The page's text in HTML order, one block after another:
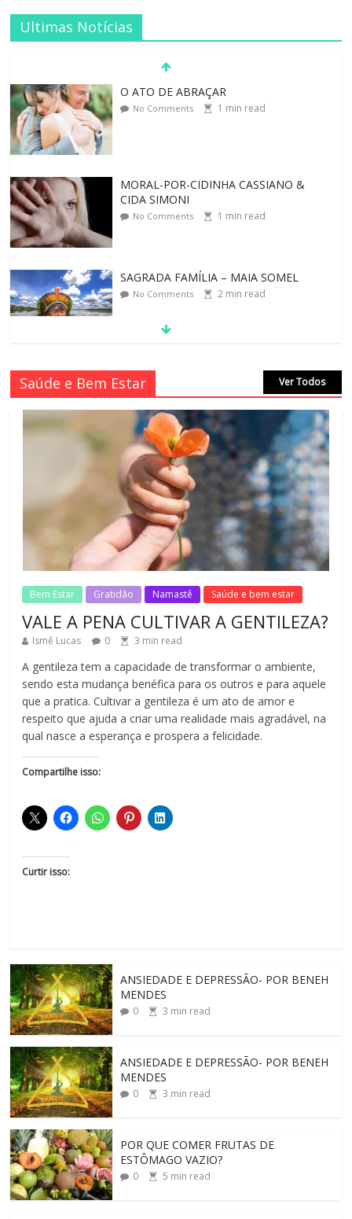
Ultimas Notícias
O ATO DE ABRAÇAR
No Comments 1 min read
MORAL-POR-CIDINHA CASSIANO &
CIDA SIMONI
No Comments 1 min read
SAGRADA FAMÍLIA – MAIA SOMEL
No Comments 2 min read
VALE A PENA CULTIVAR A GENTILEZA?
No Comments
REINVENTANDO A VIDA AOS 70 ANOS
No Comments min read
LEI DO RETORNO
No Comments 1min read
Saúde e Bem Estar Ver Todos
Bem Estar Gratidão Namastê Saúde e bem estar
VALE A PENA CULTIVAR A GENTILEZA?
Ismê Lucas 0 3 min read
A gentileza tem a capacidade de transformar o ambiente,
sendo esta mudança benéfica para os outros e para aquele
que a pratica. Cultivar a gentileza é um ato de amor e
respeito que ajuda a criar uma realidade mais agradável, na
qual nasce a esperança e prospera a felicidade.
Compartilhe isso:
Curtir isso:
ANSIEDADE E DEPRESSÃO- POR BENEH
MENDES
0 3 min read
ANSIEDADE E DEPRESSÃO- POR BENEH
MENDES
0 3 min read
POR QUE COMER FRUTAS DE
ESTÔMAGO VAZIO?
0 5 min read